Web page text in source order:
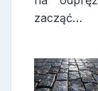
zacząć…